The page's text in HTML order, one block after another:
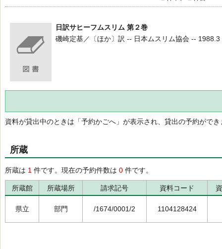
日訳サヒーフムスリム 第２巻
磯崎定基／〔ほか〕訳 -- 日本ムスリム協会 --
資料が貸出中のときは「予約かごへ」が表示され、貸出の予約ができ
所蔵
所蔵は 1 件です。現在の予約件数は 0 件です。
所蔵館 所蔵場所 請求記号 資料コード
県立 部門 /1674/0001/2 1104128424